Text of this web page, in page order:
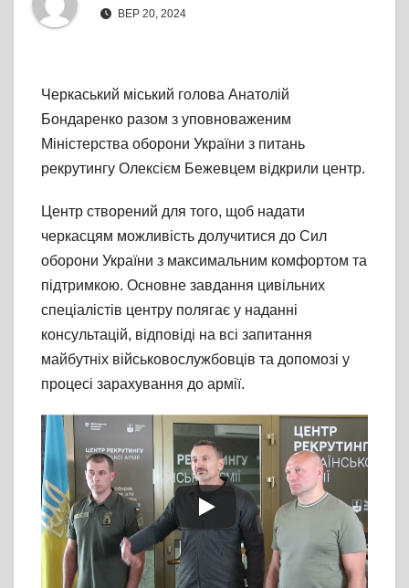
ВЕР 20, 2024
Черкаський міський голова Анатолій
Бондаренко разом з уповноваженим
Міністерства оборони України з питань
рекрутингу Олексієм Бежевцем відкрили центр.
Центр створений для того, щоб надати
черкасцям можливість долучитися до Сил
оборони України з максимальним комфортом та
підтримкою. Основне завдання цивільних
спеціалістів центру полягає у наданні
консультацій, відповіді на всі запитання
майбутніх військовослужбовців та допомозі у
процесі зарахування до армії.